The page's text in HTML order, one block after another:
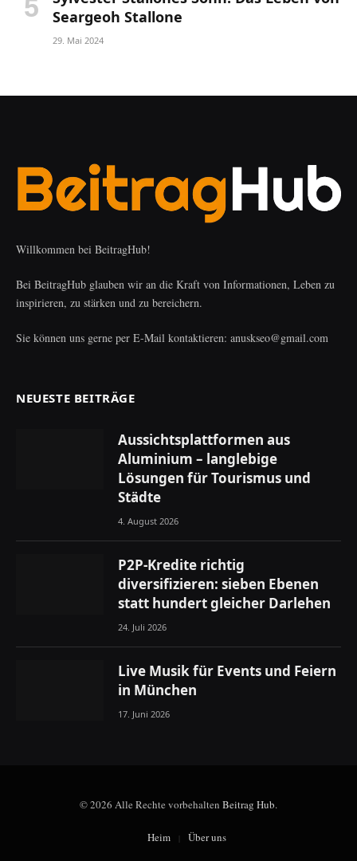
Seargeoh Stallone
29. Mai 2024
Willkommen bei BeitragHub!
Bei BeitragHub glauben wir an die Kraft von Informationen, Leben zu
inspirieren, zu stärken und zu bereichern.
Sie können uns gerne per E-Mail kontaktieren: anuskseo@gmail.com
NEUESTE BEITRÄGE
Aussichtsplattformen aus
Aluminium – langlebige
Lösungen für Tourismus und
Städte
4. August 2026
P2P-Kredite richtig
diversifizieren: sieben Ebenen
statt hundert gleicher Darlehen
24. Juli 2026
Live Musik für Events und Feiern
in München
17. Juni 2026
© 2026 Alle Rechte vorbehalten Beitrag Hub.
Heim Über uns